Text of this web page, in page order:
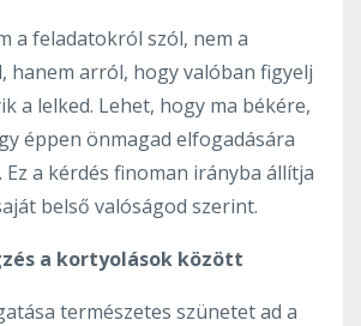
a feladatokról szól, nem a
hanem arról, hogy valóban figyelj
a lelked. Lehet, hogy ma békére,
éppen önmagad elfogadására
Ez a kérdés finoman irányba állítja
belső valóságod szerint.
a kortyolások között
természetes szünetet ad a